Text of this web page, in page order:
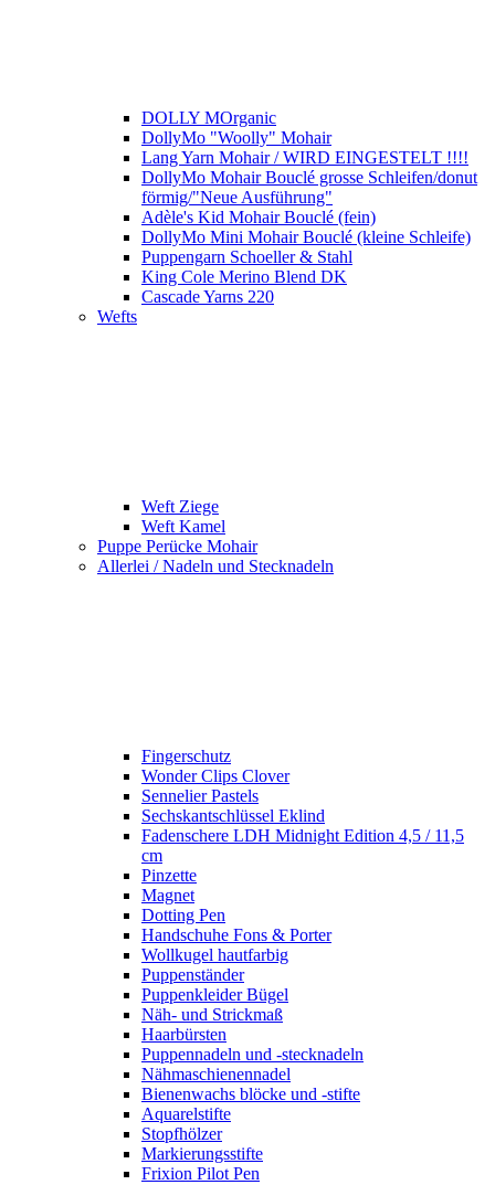
DOLLY MOrganic
DollyMo "Woolly" Mohair
Lang Yarn Mohair / WIRD EINGESTELT !!!!
DollyMo Mohair Bouclé grosse Schleifen/donut
förmig/"Neue Ausführung"
Adèle's Kid Mohair Bouclé (fein)
DollyMo Mini Mohair Bouclé (kleine Schleife)
Puppengarn Schoeller & Stahl
King Cole Merino Blend DK
Cascade Yarns 220
Wefts
Weft Ziege
Weft Kamel
Puppe Perücke Mohair
Allerlei / Nadeln und Stecknadeln
Fingerschutz
Wonder Clips Clover
Sennelier Pastels
Sechskantschlüssel Eklind
Fadenschere LDH Midnight Edition 4,5 / 11,5
cm
Pinzette
Magnet
Dotting Pen
Handschuhe Fons & Porter
Wollkugel hautfarbig
Puppenständer
Puppenkleider Bügel
Näh- und Strickmaß
Haarbürsten
Puppennadeln und -stecknadeln
Nähmaschienennadel
Bienenwachs blöcke und -stifte
Aquarelstifte
Stopfhölzer
Markierungsstifte
Frixion Pilot Pen